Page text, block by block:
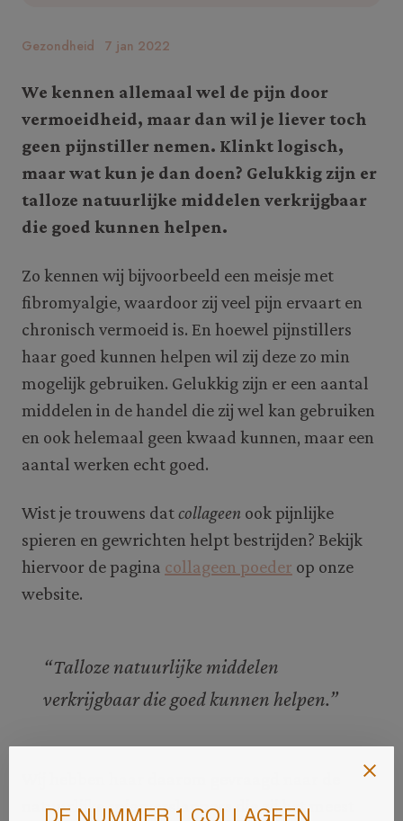
Gezondheid 7 jan 2022
We kennen allemaal wel de pijn door
vermoeidheid, maar dan wil je liever toch
geen pijnstiller nemen. Klinkt logisch,
maar wat kun je dan doen? Gelukkig zijn er
talloze natuurlijke middelen verkrijgbaar
die goed kunnen helpen.
Zo kennen wij bijvoorbeeld een meisje met
fibromyalgie, waardoor zij veel pijn ervaart en
chronisch vermoeid is. En hoewel pijnstillers
haar goed kunnen helpen wil zij deze zo min
mogelijk gebruiken. Gelukkig zijn er een aantal
middelen in de handel die zij wel kan gebruiken
en ook helemaal geen kwaad kunnen, maar een
aantal werken echt goed.
Wist je trouwens datcollageen ook pijnlijke
spieren en gewrichten helpt bestrijden? Bekijk
hiervoor de pagina collageen poeder op onze
website.
“Talloze natuurlijke middelen
verkrijgbaar die goed kunnen helpen.”
natuurlijke spierverslappers die zij het meest